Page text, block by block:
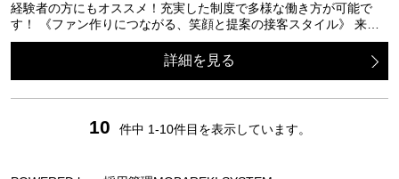
経験者の方にもオススメ！充実した制度で多様な働き方が可能で
す！ 《ファン作りにつながる、笑顔と提案の接客スタイル》 来…
詳細を見る
10 件中 1-10件目を表示しています。